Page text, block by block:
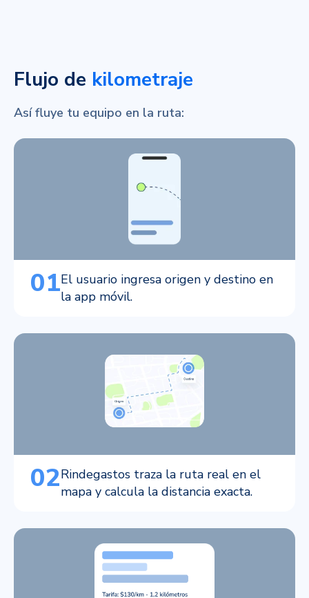
Flujo de kilometraje
Así fluye tu equipo en la ruta:
01El usuario ingresa origen y destino en
la app móvil.
02Rindegastos traza la ruta real en el
mapa y calcula la distancia exacta.